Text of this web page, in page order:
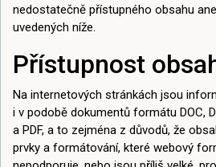
nedostatečně přístupného obsahu
uvedených níže.
Přístupnost
Na internetových stránkách jsou
i v podobě dokumentů formátu DOC,
a PDF, a to zejména z důvodů, že
prvky a formátování, které webový